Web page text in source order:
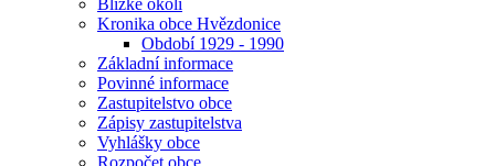
Blízké okolí
Kronika obce Hvězdonice
Období 1929 - 1990
Základní informace
Povinné informace
Zastupitelstvo obce
Zápisy zastupitelstva
Vyhlášky obce
Rozpočet obce